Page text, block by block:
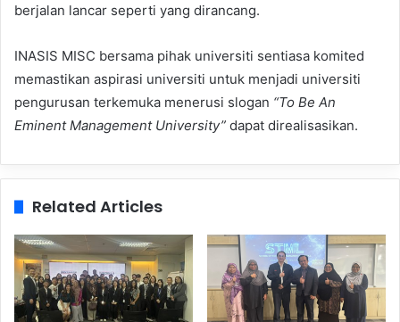
berjalan lancar seperti yang dirancang.
INASIS MISC bersama pihak universiti sentiasa komited
memastikan aspirasi universiti untuk menjadi universiti
pengurusan terkemuka menerusi slogan “To Be An
Eminent Management University” dapat direalisasikan.
Related Articles